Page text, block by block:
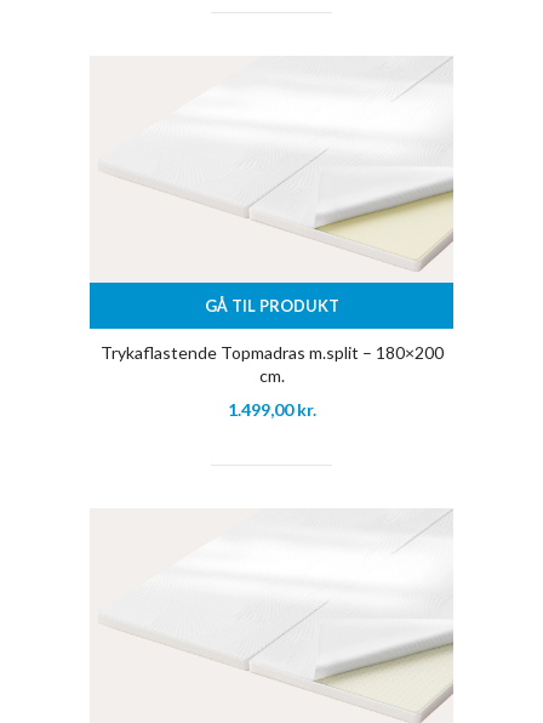
GÅ TIL PRODUKT
Trykaflastende Topmadras m.split – 180×200
cm.
1.499,00kr.